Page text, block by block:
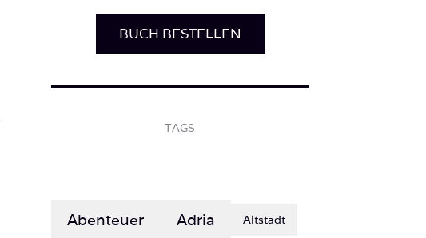
Berge Einsamkeit